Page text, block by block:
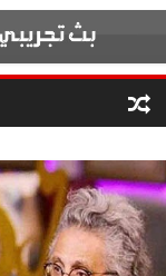
الوزاري لمدينة
إنشاء المبنى الإداري
المجلس القومي لحقوق
متابعة قضية الدكتور
قرينة البراءة وضمانات